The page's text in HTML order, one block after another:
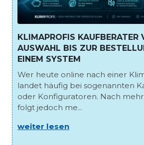
KLIMAPROFIS KAUFBERATER
AUSWAHL BIS ZUR
EINEM SYSTEM
Wer heute online nach einer
landet häufig bei sogenannten
oder Konfiguratoren. Nach
folgt jedoch me...
weiter lesen